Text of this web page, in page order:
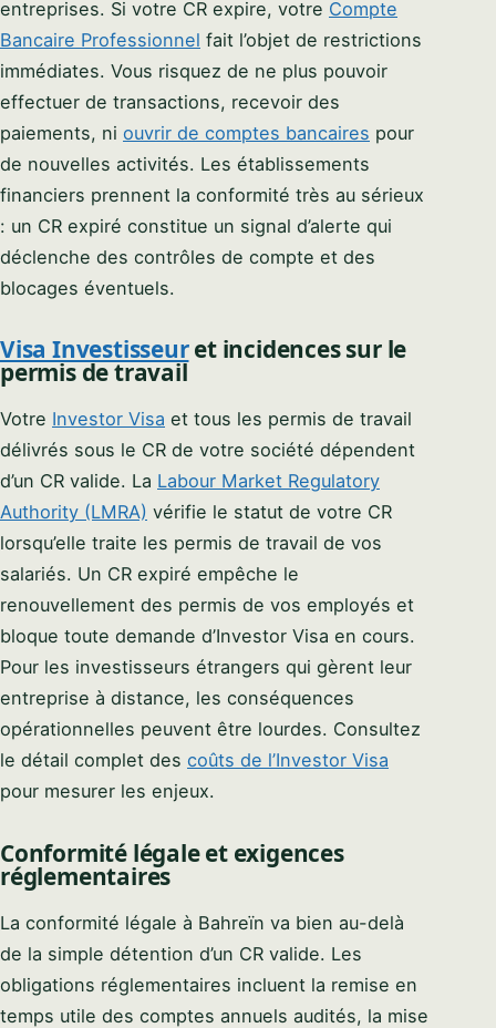
entreprises. Si votre CR expire, votre Compte
Bancaire Professionnel fait l’objet de restrictions
immédiates. Vous risquez de ne plus pouvoir
effectuer de transactions, recevoir des
paiements, ni ouvrir de comptes bancaires pour
de nouvelles activités. Les établissements
financiers prennent la conformité très au sérieux
: un CR expiré constitue un signal d’alerte qui
déclenche des contrôles de compte et des
blocages éventuels.
Visa Investisseuret incidences sur le
permis de travail
Votre Investor Visa et tous les permis de travail
délivrés sous le CR de votre société dépendent
d’un CR valide. La Labour Market Regulatory
Authority (LMRA) vérifie le statut de votre CR
lorsqu’elle traite les permis de travail de vos
salariés. Un CR expiré empêche le
renouvellement des permis de vos employés et
bloque toute demande d’Investor Visa en cours.
Pour les investisseurs étrangers qui gèrent leur
entreprise à distance, les conséquences
opérationnelles peuvent être lourdes. Consultez
le détail complet des coûts de l’Investor Visa
pour mesurer les enjeux.
Conformité légale et exigences
réglementaires
La conformité légale à Bahreïn va bien au-delà
de la simple détention d’un CR valide. Les
obligations réglementaires incluent la remise en
temps utile des comptes annuels audités, la mise